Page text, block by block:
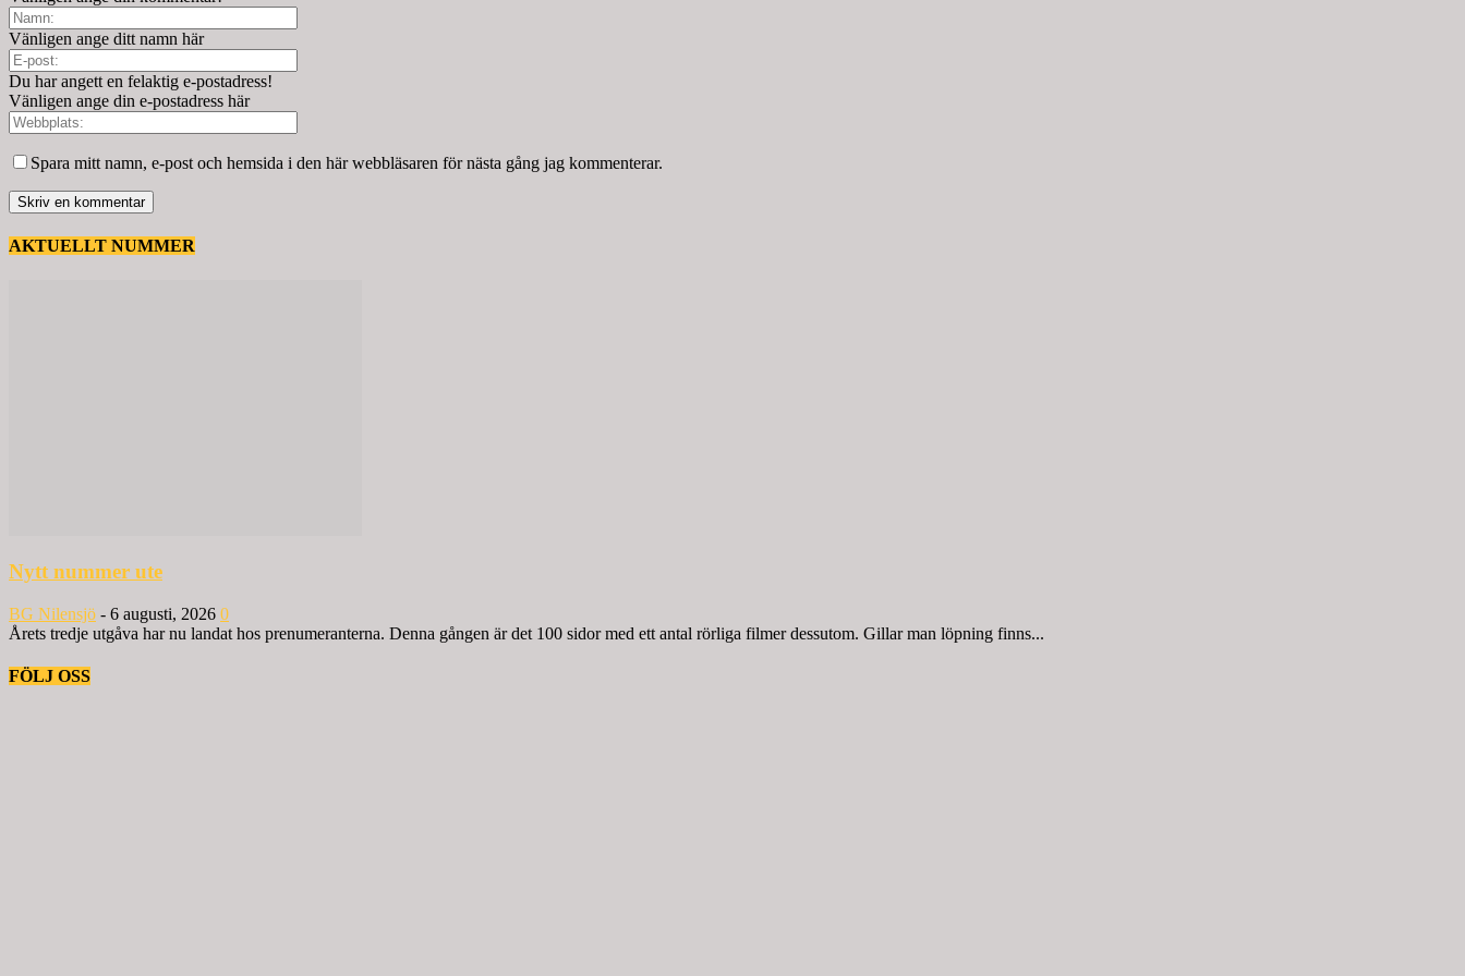
Vänligen ange ditt namn här
Du har angett en felaktig e-postadress!
Vänligen ange din e-postadress här
Spara mitt namn, e-post och hemsida i den här webbläsaren för nästa gång jag kommenterar.
AKTUELLT NUMMER
Nytt nummer ute
BG Nilensjö - 6 augusti, 2026 0
Årets tredje utgåva har nu landat hos prenumeranterna. Denna gången är det 100 sidor med ett antal rörliga filmer dessutom. Gillar man löpning finns...
FÖLJ OSS